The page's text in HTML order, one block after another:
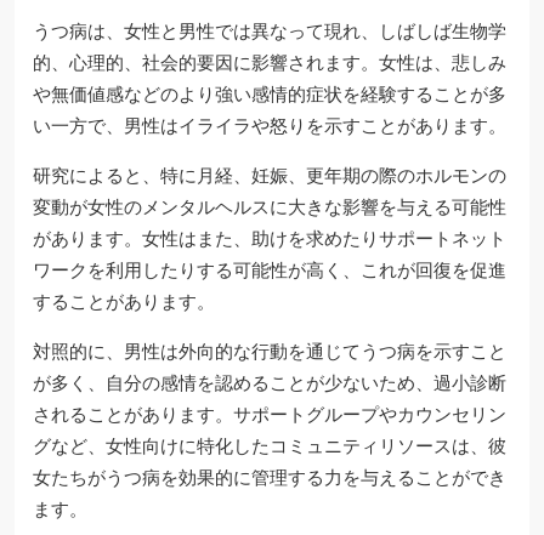
うつ病は、女性と男性では異なって現れ、しばしば生物学
的、心理的、社会的要因に影響されます。女性は、悲しみ
や無価値感などのより強い感情的症状を経験することが多
い一方で、男性はイライラや怒りを示すことがあります。
研究によると、特に月経、妊娠、更年期の際のホルモンの
変動が女性のメンタルヘルスに大きな影響を与える可能性
があります。女性はまた、助けを求めたりサポートネット
ワークを利用したりする可能性が高く、これが回復を促進
することがあります。
対照的に、男性は外向的な行動を通じてうつ病を示すこと
が多く、自分の感情を認めることが少ないため、過小診断
されることがあります。サポートグループやカウンセリン
グなど、女性向けに特化したコミュニティリソースは、彼
女たちがうつ病を効果的に管理する力を与えることができ
ます。